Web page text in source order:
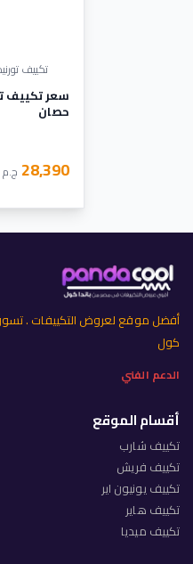
تكييف تورنيدو 2.25
حصان
28,390 ج.م
أفضل موقع لعروض التكييفات .
كول
الدعم الفني
أقسام الموقع
تكييف شارب
تكييف فريش
تكييف يونيون اير
تكييف هاير
تكييف ميديا